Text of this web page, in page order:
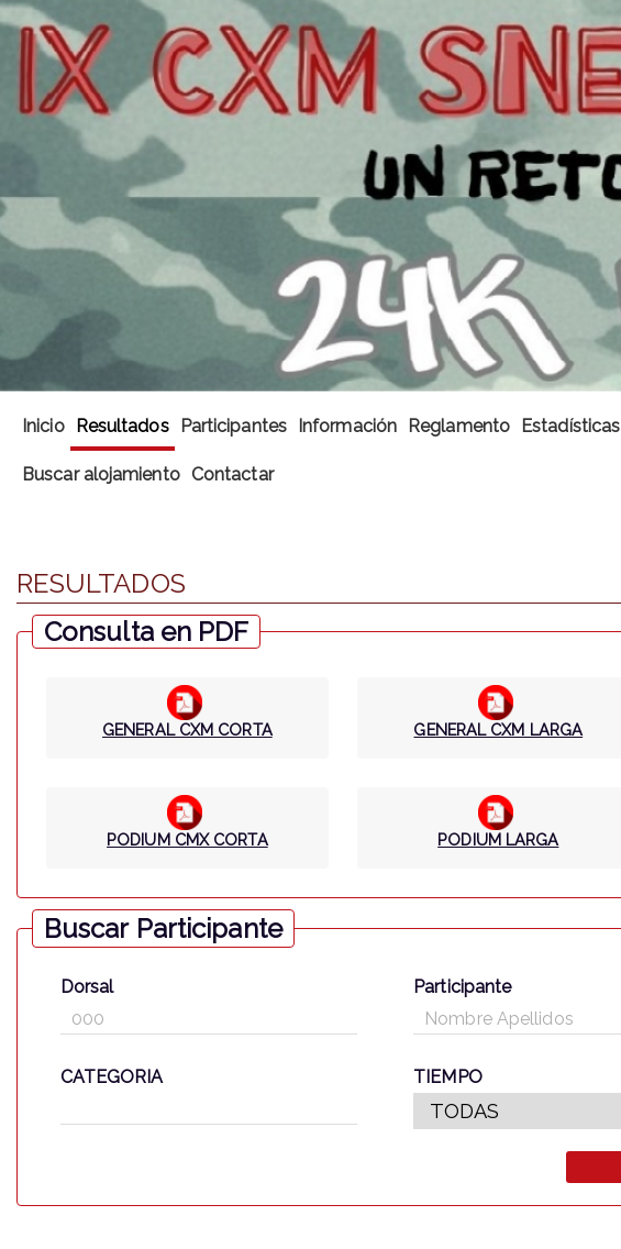
Inicio Resultados Participantes Información Reglamento Estadísticas
Buscar alojamiento Contactar
RESULTADOS
Consulta en PDF
GENERAL CXM CORTA GENERAL CXM LARGA
PODIUM CMX CORTA PODIUM LARGA
Buscar Participante
Dorsal Participante
CATEGORIA TIEMPO